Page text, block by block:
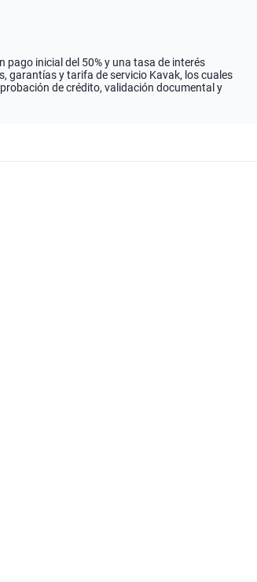
inicial del 50% y una tasa de interés
garantías y tarifa de servicio Kavak, los cuales
de crédito, validación documental y